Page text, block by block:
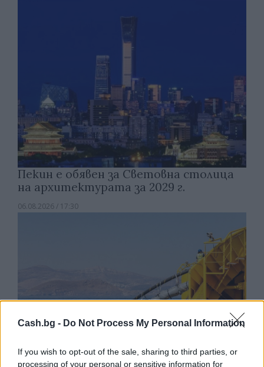
Cash.bg - Do Not Process My Personal Information
If you wish to opt-out of the sale, sharing to third parties, or
processing of your personal or sensitive information for
Пекин е обявен за Световна столица
на архитектурата за 2029 г.
06.08.2026 / 17:30